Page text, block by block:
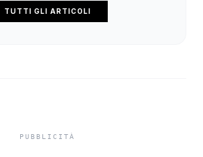
TUTTI GLI ARTICOLI